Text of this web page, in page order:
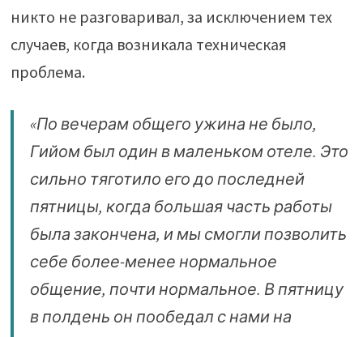
никто не разговаривал, за исключением тех
случаев, когда возникала техническая
проблема.
«По вечерам общего ужина не было,
Гийом был один в маленьком отеле. Это
сильно тяготило его до последней
пятницы, когда большая часть работы
была закончена, и мы смогли позволить
себе более-менее нормальное
общение, почти нормальное. В пятницу
в полдень он пообедал с нами на